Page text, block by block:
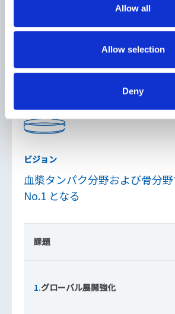
Allow all
Allow selection
Deny
次世代スペシャルガラスへのマー
ビジョン
血漿タンパク分野および骨分
No.1 となる
課題
1.グローバル展開強化